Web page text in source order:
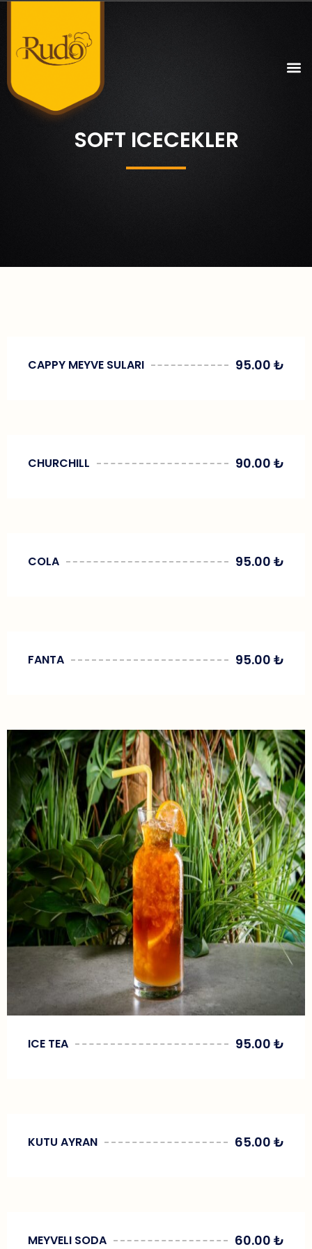
SOFT ICECEKLER
CAPPY MEYVE SULARI 95.00 ₺
CHURCHILL 90.00 ₺
COLA 95.00 ₺
FANTA 95.00 ₺
ICE TEA 95.00 ₺
KUTU AYRAN 65.00 ₺
MEYVELI SODA 60.00 ₺